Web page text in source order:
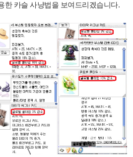
한 카슬 사냥법을 보여드리겠습니다.